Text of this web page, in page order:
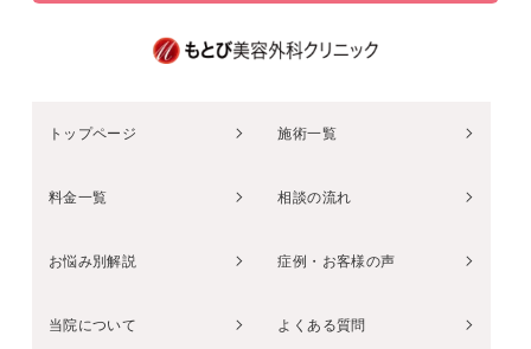
トップページ 施術一覧
料金一覧 相談の流れ
お悩み別解説 症例・お客様の声
当院について よくある質問